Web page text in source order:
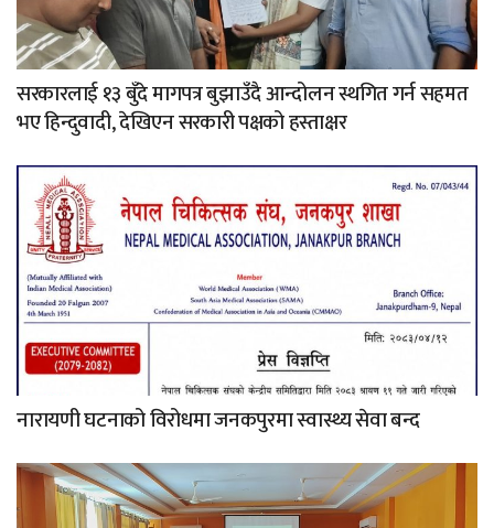
सरकारलाई १३ बुँदे मागपत्र बुझाउँदै आन्दोलन स्थगित गर्न सहमत
भए हिन्दुवादी, देखिएन सरकारी पक्षको हस्ताक्षर
नारायणी घटनाको विरोधमा जनकपुरमा स्वास्थ्य सेवा बन्द